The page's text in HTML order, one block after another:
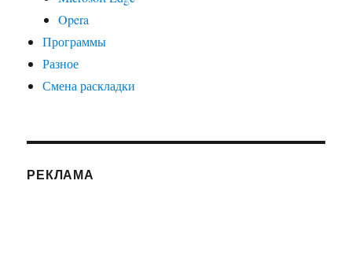
Opera
Программы
Разное
Смена раскладки
РЕКЛАМА